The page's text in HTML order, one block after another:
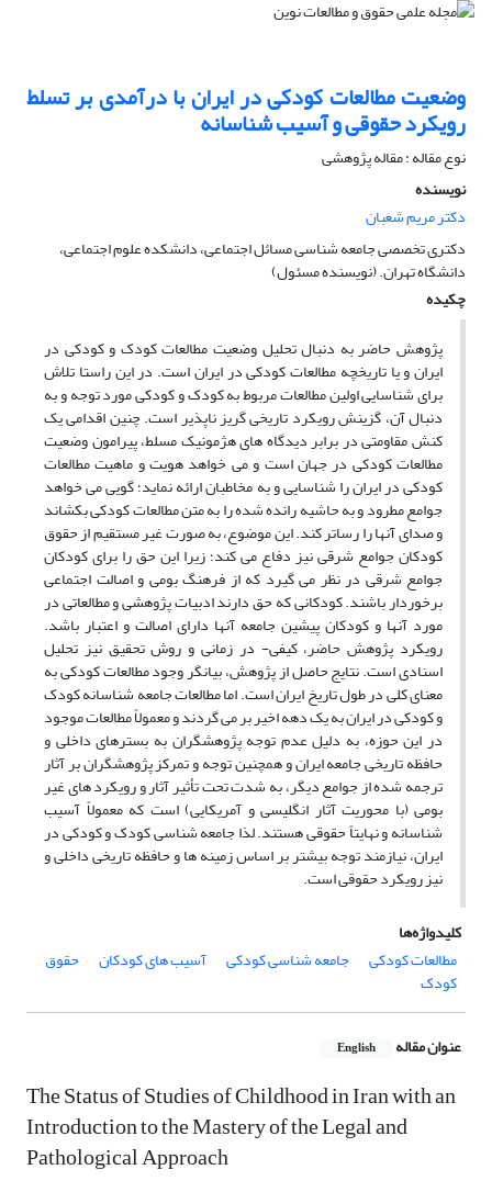
وضعیت مطالعات کودکی در ایران با درآمدی بر تسلط
رویکرد حقوقی و آسیب شناسانه
نوع مقاله : مقاله پژوهشی
نویسنده
دکتر مریم شعبان
دکتری تخصصی جامعه شناسی مسائل اجتماعی، دانشکده علوم اجتماعی،
دانشگاه تهران. (نویسنده مسئول)
چکیده
پژوهش حاضر به دنبال تحلیل وضعیت مطالعات کودک و کودکی در
ایران و یا تاریخچه مطالعات کودکی در ایران است. در این راستا تلاش
برای شناسایی اولین مطالعات مربوط به کودک و کودکی مورد توجه و به
دنبال آن، گزینش رویکرد تاریخی گریز ناپذیر است. چنین اقدامی یک
کنش مقاومتی در برابر دیدگاه های هژمونیک مسلط، پیرامون وضعیت
مطالعات کودکی در جهان است و می خواهد هویت و ماهیت مطالعات
کودکی در ایران را شناسایی و به مخاطبان ارائه نماید؛ گویی می خواهد
جوامع مطرود و به حاشیه رانده شده را به متن مطالعات کودکی بکشاند
و صدای آنها را رساتر کند. این موضوع، به صورت غیر مستقیم از حقوق
کودکان جوامع شرقی نیز دفاع می کند؛ زیرا این حق را برای کودکان
جوامع شرقی در نظر می گیرد که از فرهنگ بومی و اصالت اجتماعی
برخوردار باشند. کودکانی که حق دارند ادبیات پژوهشی و مطالعاتی در
مورد آنها و کودکان پیشین جامعه آنها دارای اصالت و اعتبار باشد.
رویکرد پژوهش حاضر، کیفی- در زمانی و روش تحقیق نیز تحلیل
اسنادی است. نتایج حاصل از پژوهش، بیانگر وجود مطالعات کودکی به
معنای کلی در طول تاریخ ایران است. اما مطالعات جامعه شناسانه کودک
و کودکی در ایران به یک دهه اخیر بر می گردند و معمولاً مطالعات موجود
در این حوزه، به دلیل عدم توجه پژوهشگران به بسترهای داخلی و
حافظه تاریخی جامعه ایران و همچنین توجه و تمرکز پژوهشگران بر آثار
ترجمه شده از جوامع دیگر، به شدت تحت تأثیر آثار و رویکرد های غیر
بومی (با محوریت آثار انگلیسی و آمریکایی) است که معمولاً آسیب
شناسانه و نهایتاً حقوقی هستند. لذا جامعه شناسی کودک و کودکی در
ایران، نیازمند توجه بیشتر بر اساس زمینه ها و حافظه تاریخی داخلی و
نیز رویکرد حقوقی است.
کلیدواژه‌ها
مطالعات کودکی
جامعه شناسی کودکی آسیب های کودکان حقوق
کودک
عنوان مقاله English
The Status of Studies of Childhood in Iran with an
Introduction to the Mastery of the Legal and
Pathological Approach